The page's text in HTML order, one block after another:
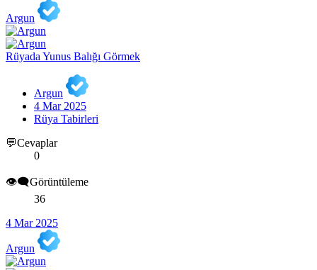
Argun
Rüyada Yunus Balığı Görmek
Argun
4 Mar 2025
Rüya Tabirleri
💬Cevaplar
0
👁️‍🗨️Görüntüleme
36
4 Mar 2025
Argun